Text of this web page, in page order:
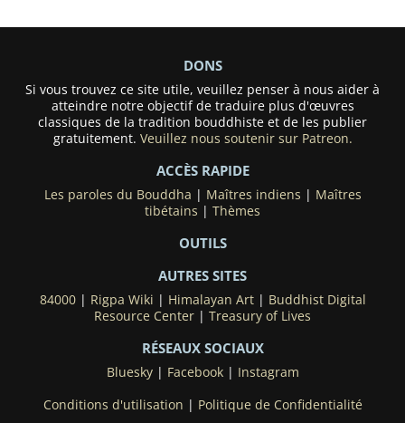
DONS
Si vous trouvez ce site utile, veuillez penser à nous aider à
atteindre notre objectif de traduire plus d'œuvres
classiques de la tradition bouddhiste et de les publier
gratuitement. Veuillez nous soutenir sur Patreon.
ACCÈS RAPIDE
Les paroles du Bouddha | Maîtres indiens | Maîtres
tibétains | Thèmes
OUTILS
AUTRES SITES
84000| Rigpa Wiki | Himalayan Art| Buddhist Digital
Resource Center | Treasury of Lives
RÉSEAUX SOCIAUX
Bluesky| Facebook| Instagram
Conditions d'utilisation | Politique de Confidentialité